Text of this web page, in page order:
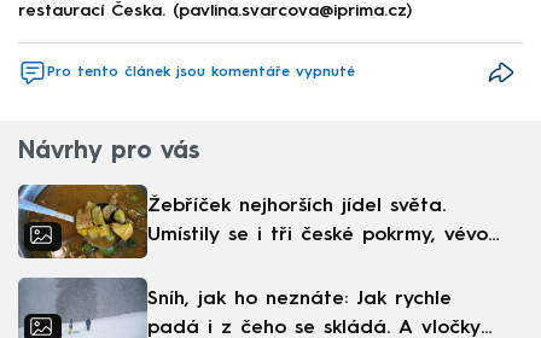
restaurací Česka. (pavlina.svarcova@iprima.cz)
Pro tento článek jsou komentáře vypnuté
Návrhy pro vás
Žebříček nejhorších jídel světa.
Umístily se i tři české pokrmy, vévodí
Sníh, jak ho neznáte: Jak rychle
padá i z čeho se skládá. A vločky